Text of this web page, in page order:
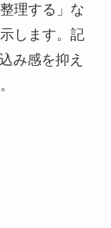
理する」な
します。記
み感を抑え